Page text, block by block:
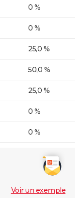
0 %
0 %
25,0 %
50,0 %
25,0 %
0 %
0 %
Voir un exemple